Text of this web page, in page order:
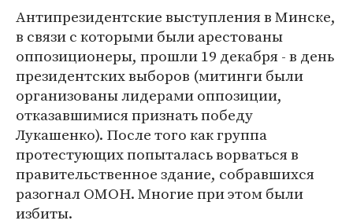
Антипрезидентские выступления в Минске,
в связи с которыми были арестованы
оппозиционеры, прошли 19 декабря - в день
президентских выборов (митинги были
организованы лидерами оппозиции,
отказавшимися признать победу
Лукашенко). После того как группа
протестующих попыталась ворваться в
правительственное здание, собравшихся
разогнал ОМОН. Многие при этом были
избиты.